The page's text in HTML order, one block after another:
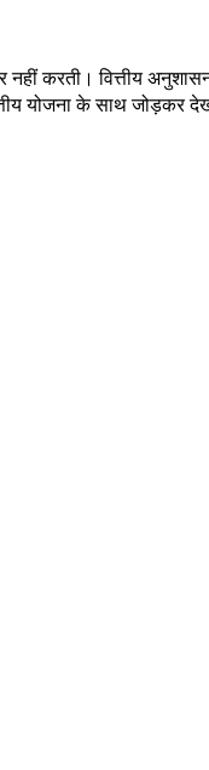
करती। वित्तीय
योजना के साथ जोड़कर